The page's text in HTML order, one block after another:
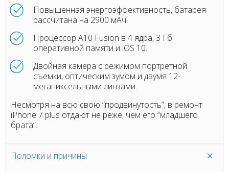
Повышенная энергоэффективность, батарея
рассчитана на 2900 мАч.
Процессор A10 Fusion в 4 ядра, 3 Гб
оперативной памяти и iOS 10.
Двойная камера с режимом портретной
съемки, оптическим зумом и двумя 12-
мегапиксельными линзами.
Несмотря на всю свою “продвинутость”, в ремонт
iPhone 7 plus отдают не реже, чем его “младшего
брата”.
Поломки и причины